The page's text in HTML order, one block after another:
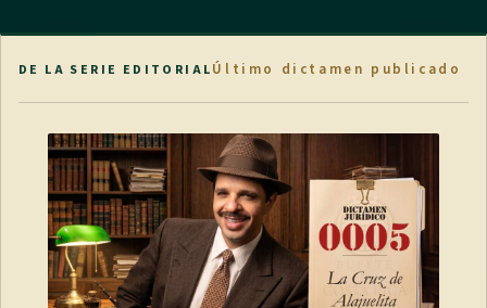
DE LA SERIE EDITORIALÚltimo dictamen publicado